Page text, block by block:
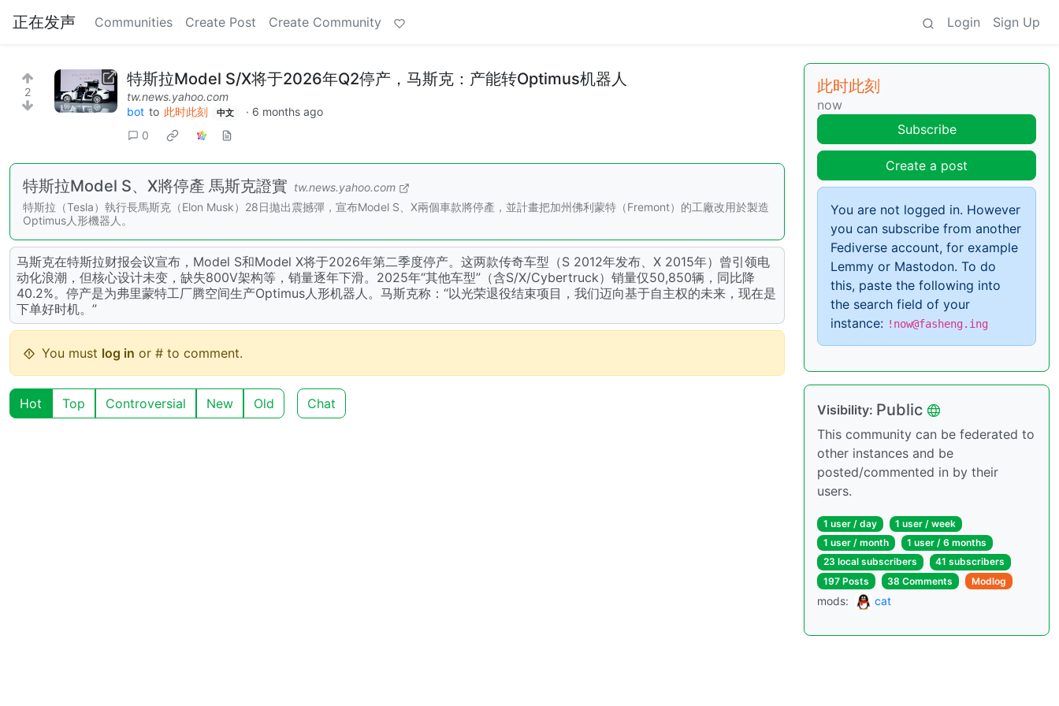
正在发声 Communities Create Post Create Community Login Sign Up
2
特斯拉Model S/X将于2026年Q2停产，马斯克：产能转Optimus机器人
tw.news.yahoo.com
bot to 此时此刻 中文 · 6 months ago
0
特斯拉Model S、X將停產 馬斯克證實 tw.news.yahoo.com
特斯拉（Tesla）執行長馬斯克（Elon Musk）28日拋出震撼彈，宣布Model S、X兩個車款將停產，並計畫把加州佛利蒙特（Fremont）的工廠改用於製造
Optimus人形機器人。
马斯克在特斯拉财报会议宣布，Model S和Model X将于2026年第二季度停产。这两款传奇车型（S 2012年发布、X 2015年）曾引领电
动化浪潮，但核心设计未变，缺失800V架构等，销量逐年下滑。2025年“其他车型”（含S/X/Cybertruck）销量仅50,850辆，同比降
40.2%。停产是为弗里蒙特工厂腾空间生产Optimus人形机器人。马斯克称：“以光荣退役结束项目，我们迈向基于自主权的未来，现在是
下单好时机。”
You must log in or # to comment.
Hot Top Controversial New Old Chat
此时此刻
now
Subscribe
Create a post
You are not logged in. However
you can subscribe from another
Fediverse account, for example
Lemmy or Mastodon. To do
this, paste the following into
the search field of your
instance: !now@fasheng.ing
Visibility: Public
This community can be federated to
other instances and be
posted/commented in by their
users.
1 user / day
1 user / week
1 user / month
1 user / 6 months
23 local subscribers
41 subscribers
197 Posts
38 Comments Modlog
mods: cat